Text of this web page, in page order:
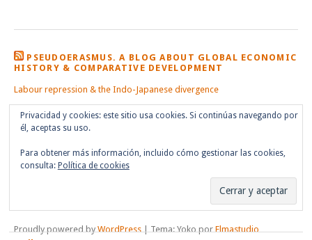
PSEUDOERASMUS. A BLOG ABOUT GLOBAL ECONOMIC
HISTORY & COMPARATIVE DEVELOPMENT
Labour repression & the Indo-Japanese divergence
Proudly powered byWordPress|Tema: Yoko porElmastudio
Privacidad y cookies: este sitio usa cookies. Si continúas navegando por
él, aceptas su uso.
Para obtener más información, incluido cómo gestionar las cookies,
consulta: Política de cookies